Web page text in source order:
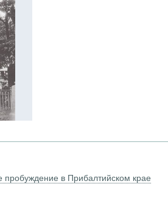
пробуждение в Прибалтийском крае